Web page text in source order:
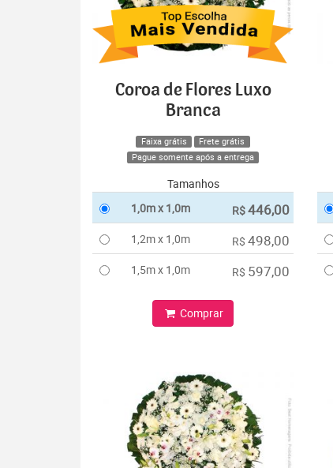
Coroa de Flores Luxo
Branca
Faixa grátis
Frete grátis
Pague somente após a entrega
Tamanhos
1,0m x 1,0m
R$446,00
1,2m x 1,0m R$ 498,00
1,5m x 1,0m R$ 597,00
Comprar